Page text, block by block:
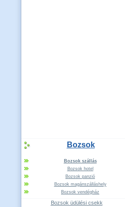
Bozsok
Bozsok szállás
Bozsok hotel
Bozsok panzió
Bozsok magánszálláshely
Bozsok vendégház
Bozsok üdülési csekk